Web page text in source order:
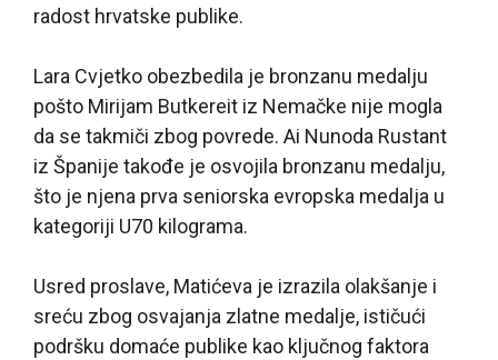
radost hrvatske publike.
Lara Cvjetko obezbedila je bronzanu medalju
pošto Mirijam Butkereit iz Nemačke nije mogla
da se takmiči zbog povrede. Ai Nunoda Rustant
iz Španije takođe je osvojila bronzanu medalju,
što je njena prva seniorska evropska medalja u
kategoriji U70 kilograma.
Usred proslave, Matićeva je izrazila olakšanje i
sreću zbog osvajanja zlatne medalje, ističući
podršku domaće publike kao ključnog faktora